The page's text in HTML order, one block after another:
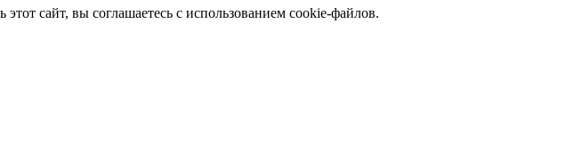
сайт, вы соглашаетесь с использованием cookie-файлов.